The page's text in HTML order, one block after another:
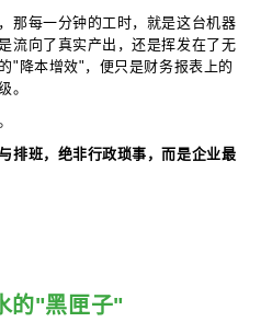
那每一分钟的工时，就是这台机器
流向了真实产出，还是挥发在了无
"降本增效"，便只是财务报表上的
。
排班，绝非行政琐事，而是企业最
的"黑匣子"